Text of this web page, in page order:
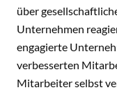
über
Unternehmen
engagierte
verbesserten
Mitarbeiter selbst